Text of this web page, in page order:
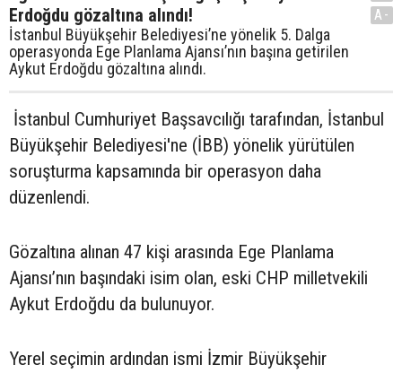
Erdoğdu gözaltına alındı!
İstanbul Büyükşehir Belediyesi’ne yönelik 5. Dalga
operasyonda Ege Planlama Ajansı’nın başına getirilen
Aykut Erdoğdu gözaltına alındı.
A-
İstanbul Cumhuriyet Başsavcılığı tarafından, İstanbul
Büyükşehir Belediyesi'ne (İBB) yönelik yürütülen
soruşturma kapsamında bir operasyon daha
düzenlendi.
Gözaltına alınan 47 kişi arasında Ege Planlama
Ajansı’nın başındaki isim olan, eski CHP milletvekili
Aykut Erdoğdu da bulunuyor.
Yerel seçimin ardından ismi İzmir Büyükşehir